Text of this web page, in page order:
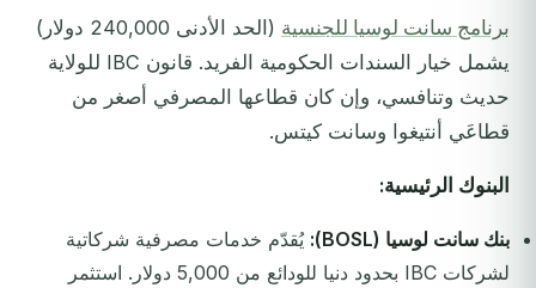
برنامج سانت لوسيا للجنسية
(الحد الأدنى 240,000 دولار)
يشمل خيار السندات الحكومية الفريد. قانون IBC للولاية
حديث وتنافسي، وإن كان قطاعها المصرفي أصغر من
قطاعَي أنتيغوا وسانت كيتس.
البنوك الرئيسية:
بنك سانت لوسيا (BOSL):
يُقدّم خدمات مصرفية شركاتية
لشركات IBC بحدود دنيا للودائع من 5,000 دولار. استثمر